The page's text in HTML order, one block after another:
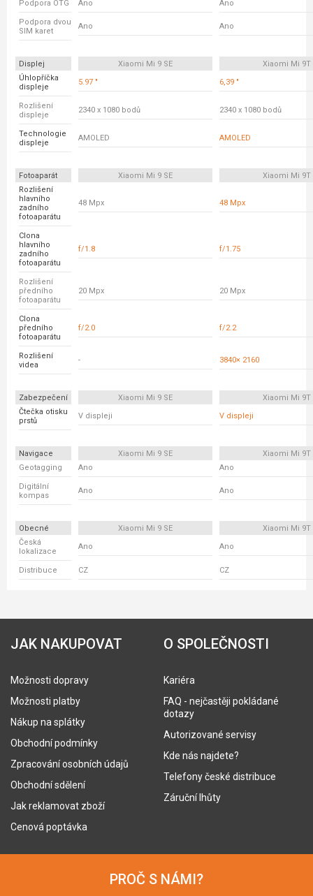
Podpora OTG Ano Ano
Podpora dvou
SIM karet
Ano Ano
Displej Xiaomi Mi 9 SE
Xiaomi Mi 9T
Úhlopříčka
displeje
5.97 " 6,39 "
Rozlišení
displeje
2340 x 1080 bodů 2340 x 1080 bodů
Technologie
displeje
AMOLED AMOLED
Fotoaparát Xiaomi Mi 9 SE
Xiaomi Mi 9T
Rozlišení
hlavního
zadního
fotoaparátu
48 Mpx 48 Mpx
Clona
hlavního
zadního
fotoaparátu
f/1.8 f/1.75
Rozlišení
předního
fotoaparátu
20 Mpx 20 Mpx
Clona
předního
fotoaparátu
f/2.0 f/2.2
Rozlišení
videa
- 3840× 2160
Zabezpečení Xiaomi Mi 9 SE
Xiaomi Mi 9T
Čtečka otisku
prstů
V displeji V displeji
Navigace Xiaomi Mi 9 SE
Xiaomi Mi 9T
Geotagging
Ano Ano
Digitální
kompas
Ano Ano
Obecné Xiaomi Mi 9 SE
Xiaomi Mi 9T
Česká
lokalizace
Ano Ano
Distribuce CZ CZ
JAK NAKUPOVAT
Možnosti dopravy
Možnosti platby
Nákup na splátky
Obchodní podmínky
Zpracování osobních údajů
Obchodní sdělení
Jak reklamovat zboží
Cenová poptávka
O SPOLEČNOSTI
Kariéra
FAQ - nejčastěji pokládané
dotazy
Autorizované servisy
Kde nás najdete?
Telefony české distribuce
Záruční lhůty
PROČ S NÁMI?